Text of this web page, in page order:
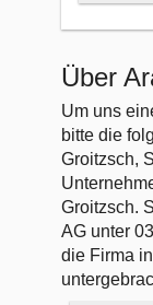
Über
Um uns
bitte die
Groitzsch,
Groitzsch.
AG unter
die Firma